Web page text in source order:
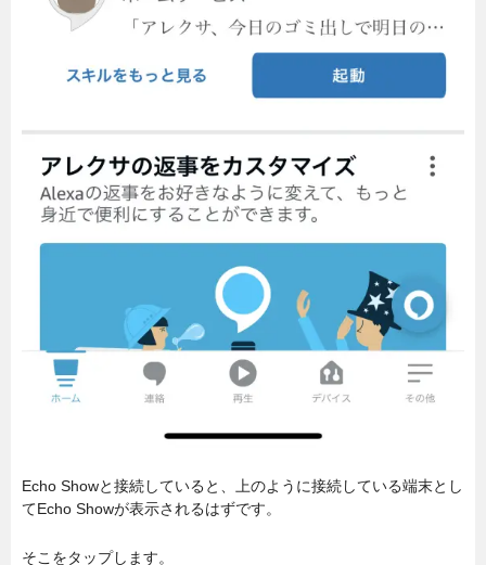
Echo Showと接続していると、上のように接続している端末とし
てEcho Showが表示されるはずです。
そこをタップします。